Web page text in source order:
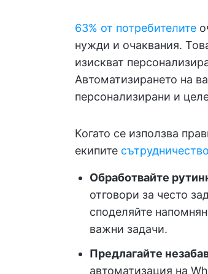
63% от потребителите
нужди и очаквания.
изискват
Автоматизирането на
персонализирани и
Когато се използва
екипите
Обработвайте
отговори за често
споделяйте
важни задачи.
Предлагайте
автоматизация на